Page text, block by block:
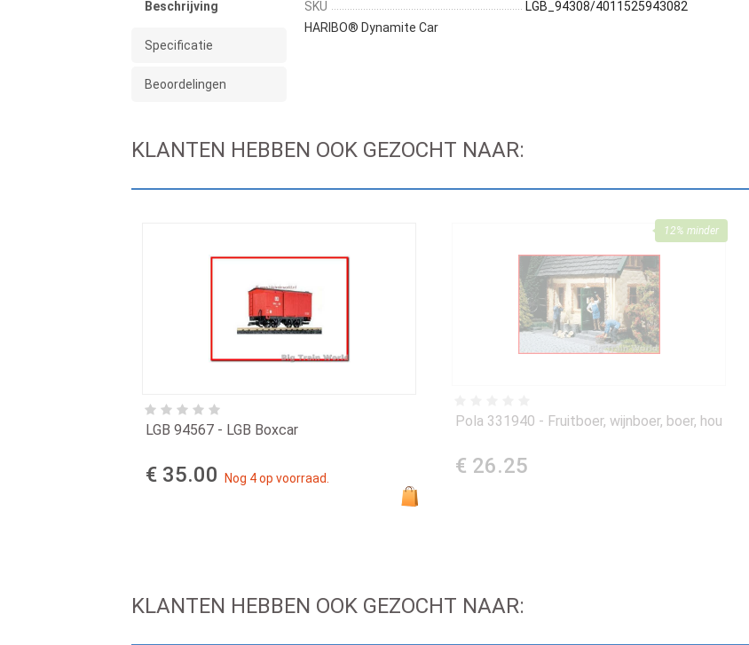
Beschrijving
Specificatie
Beoordelingen
SKU
LGB_94308/4011525943082
HARIBO® Dynamite Car
KLANTEN HEBBEN OOK GEZOCHT NAAR:
LGB 94567 - LGB Boxcar
€ 35.00 Nog 4 op voorraad.
Pola 331940 - Fruitboer, wijnboer, boer, hou
€ 26.25
12% minder
KLANTEN HEBBEN OOK GEZOCHT NAAR: